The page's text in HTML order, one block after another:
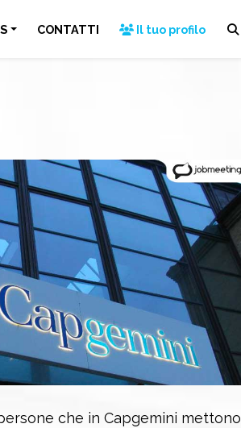
CONTATTI Il tuo profilo
che in Capgemini mettono